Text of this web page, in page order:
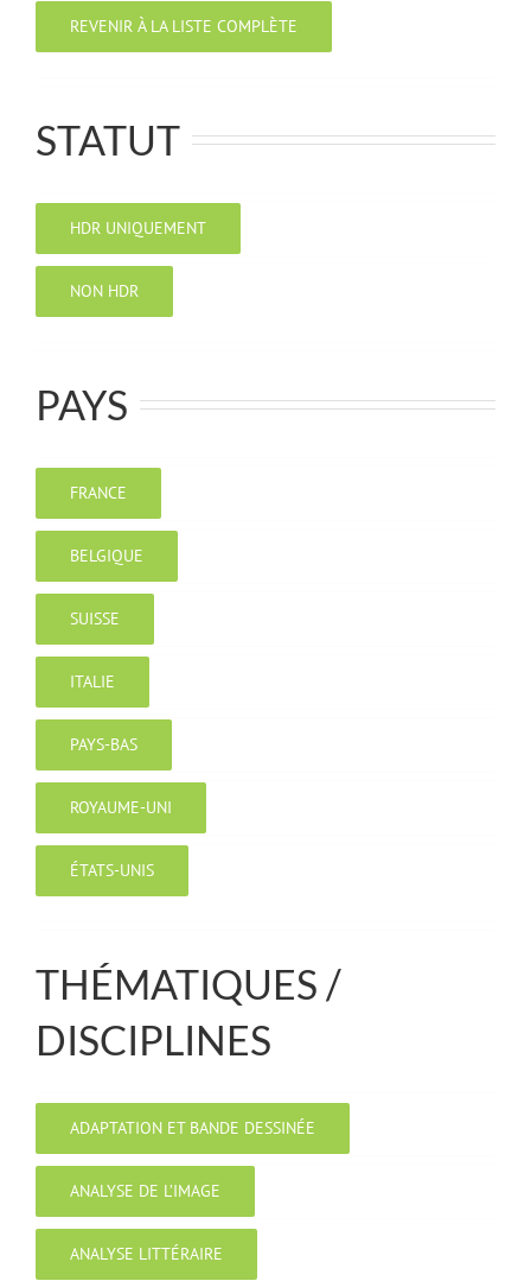
REVENIR À LA LISTE COMPLÈTE
STATUT
HDR UNIQUEMENT
NON HDR
PAYS
FRANCE
BELGIQUE
SUISSE
ITALIE
PAYS-BAS
ROYAUME-UNI
ÉTATS-UNIS
THÉMATIQUES /
DISCIPLINES
ADAPTATION ET BANDE DESSINÉE
ANALYSE DE L’IMAGE
ANALYSE LITTÉRAIRE